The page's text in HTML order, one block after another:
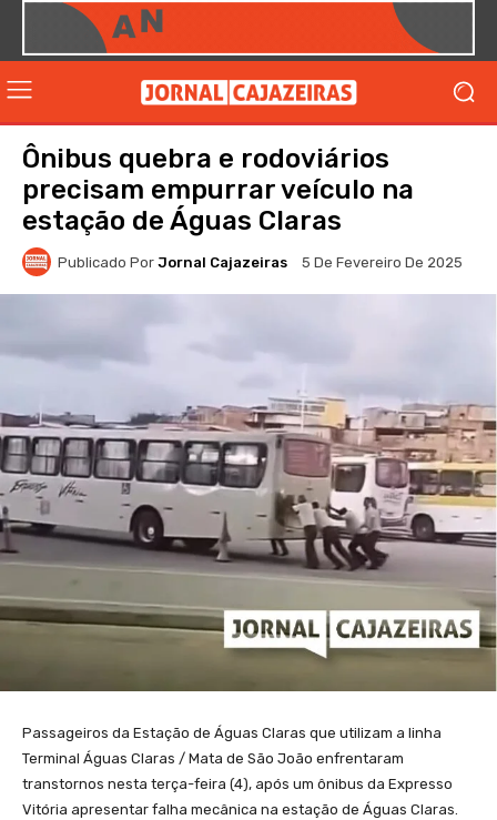
Ônibus quebra e rodoviários
precisam empurrar veículo na
estação de Águas Claras
Publicado Por Jornal Cajazeiras 5 De Fevereiro De 2025
Passageiros da Estação de Águas Claras que utilizam a linha
Terminal Águas Claras / Mata de São João enfrentaram
transtornos nesta terça-feira (4), após um ônibus da Expresso
Vitória apresentar falha mecânica na estação de Águas Claras.